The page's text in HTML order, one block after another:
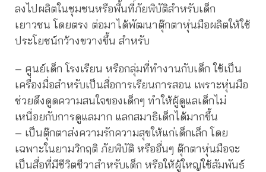
ลงไปผลิตในชุมชนหรือพื้นที่ภัยพิบัติสำหรับเด็ก
เยาวชน โดยตรง ต่อมาได้พัฒนาตุ๊กตาหุ่นมือผลิตให้ใช้
ประโยชน์กว้างขวางขึ้น สำหรับ
– ศูนย์เด็ก โรงเรียน หรือกลุ่มที่ทำงานกับเด็ก ใช้เป็น
เครื่องมื่อสำหรับเป็นสื่อการเรียนการสอน เพราะหุ่นมือ
ช่วยดึงดูดความสนใจของเด็กๆ ทำให้ผู้ดูแลเด็กไม่
เหนื่อยกับการดูแลมาก แลกสมาธิเด็กได้มากขึ้น
– เป็นตุ๊กตาส่งความรักความสุขให้แก่เด็กเล็ก โดย
เฉพาะในยามวิกฤติ ภัยพิบัติ หรืออื่นๆ ตุ๊กตาหุ่นมือจะ
เป็นสื่อที่มีชีวิตชีวาสำหรับเด็ก หรือให้ผู้ใหญ่ใช้สัมพันธ์